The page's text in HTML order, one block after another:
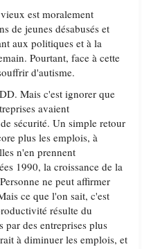
est moralement
de jeunes désabusés et
aux politiques et à la
Pourtant, face à cette
d'autisme.
Mais c'est ignorer que
avaient
sécurité. Un simple retour
plus les emplois, à
n'en prennent
1990, la croissance de la
ne peut affirmer
ce que l'on sait, c'est
résulte du
par des entreprises plus
à diminuer les emplois, et